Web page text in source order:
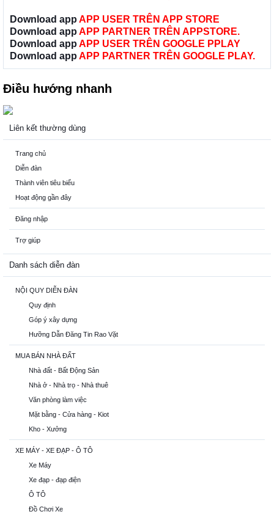
Download app APP USER TRÊN APP STORE
Download app APP PARTNER TRÊN APPSTORE.
Download app APP USER TRÊN GOOGLE PPLAY
Download app APP PARTNER TRÊN GOOGLE PLAY.
Điều hướng nhanh
Liên kết thường dùng
Trang chủ
Diễn đàn
Thành viên tiêu biểu
Hoạt động gần đây
Đăng nhập
Trợ giúp
Danh sách diễn đàn
NỘI QUY DIỄN ĐÀN
Quy định
Góp ý xây dựng
Hưỡng Dẫn Đăng Tin Rao Vặt
MUA BÁN NHÀ ĐẤT
Nhà đất - Bất Động Sản
Nhà ở - Nhà trọ - Nhà thuê
Văn phòng làm việc
Mặt bằng - Cửa hàng - Kiot
Kho - Xưởng
XE MÁY - XE ĐẠP - Ô TÔ
Xe Máy
Xe đạp - đạp điện
Ô TÔ
Đồ Chơi Xe